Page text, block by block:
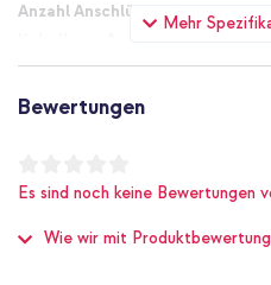
Mehr
2
30 W
Nein
Accezz
Bewertungen
Es sind noch keine Bewertungen
Wie wir mit